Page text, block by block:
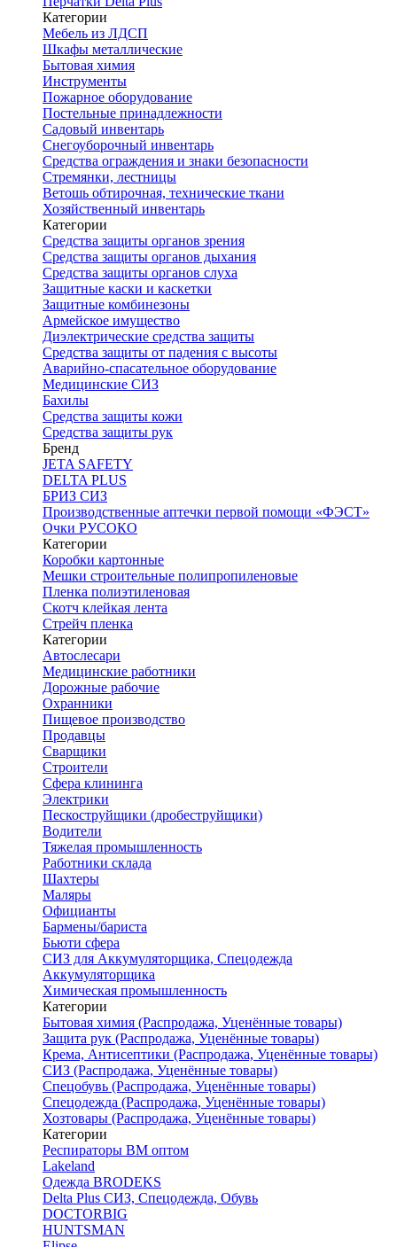
Категории
Мебель из ЛДСП
Шкафы металлические
Бытовая химия
Инструменты
Пожарное оборудование
Постельные принадлежности
Садовый инвентарь
Снегоуборочный инвентарь
Средства ограждения и знаки безопасности
Стремянки, лестницы
Ветошь обтирочная, технические ткани
Хозяйственный инвентарь
Категории
Средства защиты органов зрения
Средства защиты органов дыхания
Средства защиты органов слуха
Защитные каски и каскетки
Защитные комбинезоны
Армейское имущество
Диэлектрические средства защиты
Средства защиты от падения с высоты
Аварийно-спасательное оборудование
Медицинские СИЗ
Бахилы
Средства защиты кожи
Средства защиты рук
Бренд
JETA SAFETY
DELTA PLUS
БРИЗ СИЗ
Производственные аптечки первой помощи «ФЭСТ»
Очки РУСОКО
Категории
Коробки картонные
Мешки строительные полипропиленовые
Пленка полиэтиленовая
Скотч клейкая лента
Стрейч пленка
Категории
Автослесари
Медицинские работники
Дорожные рабочие
Охранники
Пищевое производство
Продавцы
Сварщики
Строители
Сфера клининга
Электрики
Пескоструйщики (дробеструйщики)
Водители
Тяжелая промышленность
Работники склада
Шахтеры
Маляры
Официанты
Бармены/бариста
Бьюти сфера
СИЗ для Аккумуляторщика, Спецодежда
Аккумуляторщика
Химическая промышленность
Категории
Бытовая химия (Распродажа, Уценённые товары)
Защита рук (Распродажа, Уценённые товары)
Крема, Антисептики (Распродажа, Уценённые товары)
СИЗ (Распродажа, Уценённые товары)
Спецобувь (Распродажа, Уценённые товары)
Спецодежда (Распродажа, Уценённые товары)
Хозтовары (Распродажа, Уценённые товары)
Категории
Респираторы ВМ оптом
Lakeland
Одежда BRODEKS
Delta Plus СИЗ, Спецодежда, Обувь
DOCTORBIG
HUNTSMAN